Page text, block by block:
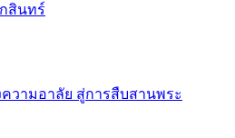
สินทร์
วามอาลัย สู่การสืบสานพระ